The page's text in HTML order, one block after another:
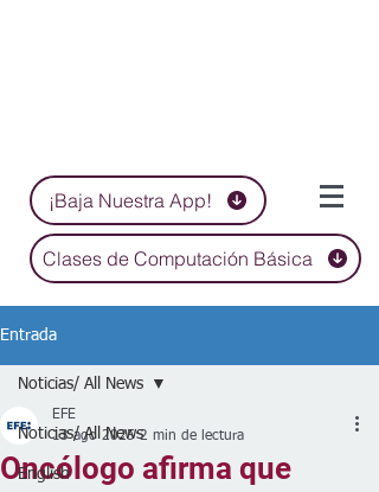
¡Baja Nuestra App!
Clases de Computación Básica
Entrada
Noticias/ All News
English
Noticias/ All News
Oncólogo afirma que
EFE
13 ago 2025 2 min de lectura